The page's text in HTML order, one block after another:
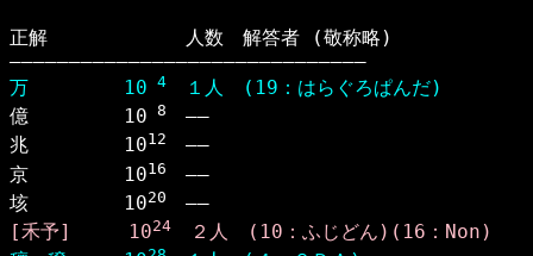
正解 　　　　　　 人数　解答者 (敬称略)
万　　　　　10 4 １人　(19：はらぐろぱんだ)
億　　　　　10 8
――
兆　　　　　1012
――
京　　　　　1016
――
垓　　　　　1020
[禾予]　　　1024 ２人　(10：ふじどん)(16：Non)